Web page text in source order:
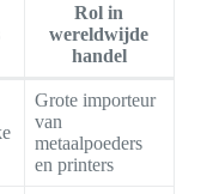
Rol in
wereldwijde
handel
Grote importeur
van
metaalpoeders
en printers